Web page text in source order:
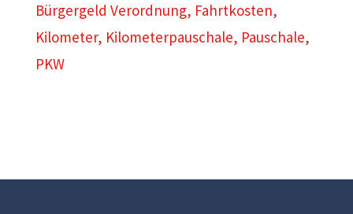
Bürgergeld Verordnung, Fahrtkosten,
Kilometer, Kilometerpauschale, Pauschale,
PKW